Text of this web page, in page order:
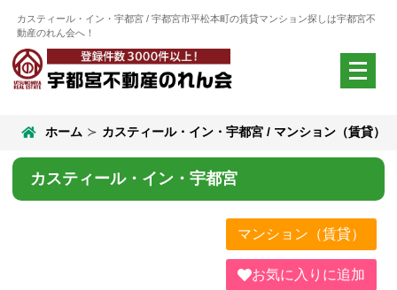
カスティール・イン・宇都宮 / 宇都宮市平松本町の賃貸マンション探しは宇都宮不
動産のれん会へ！
メ
ニ
を
開
ホーム カスティール・イン・宇都宮 / マンション（賃貸）
カスティール・イン・宇都宮
マンション（賃貸）
お気に入りに追加